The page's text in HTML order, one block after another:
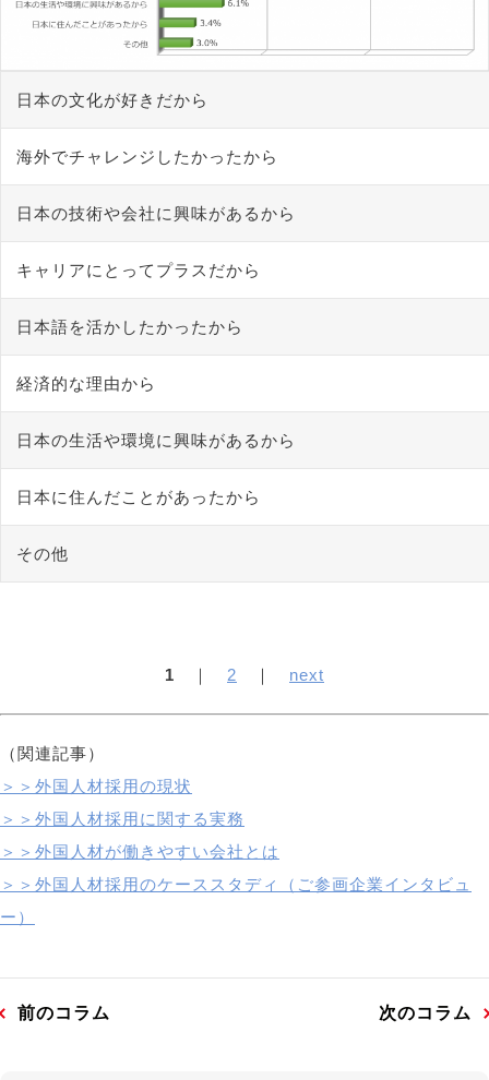
日本の文化が好きだから
海外でチャレンジしたかったから
日本の技術や会社に興味があるから
キャリアにとってプラスだから
日本語を活かしたかったから
経済的な理由から
日本の生活や環境に興味があるから
日本に住んだことがあったから
その他
1 ｜ 2 ｜ next
（関連記事）
＞＞外国人材採用の現状
＞＞外国人材採用に関する実務
＞＞外国人材が働きやすい会社とは
＞＞外国人材採用のケーススタディ（ご参画企業インタビュ
ー）
前のコラム 次のコラム